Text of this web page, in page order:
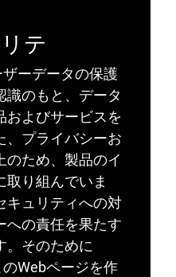
テ
ーデータの保護
識のもと、データ
およびサービスを
、プライバシーお
のため、製品のイ
取り組んでいま
キュリティへの対
への責任を果たす
。そのために
Webページを作